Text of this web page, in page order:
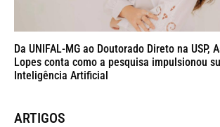
Da UNIFAL-MG ao Doutorado Direto na USP,
Lopes conta como a pesquisa impulsionou
Inteligência Artificial
ARTIGOS